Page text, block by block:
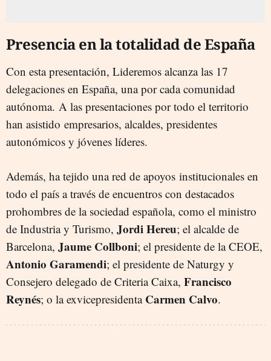
Presencia en la totalidad de España
Con esta presentación, Lideremos alcanza las 17
delegaciones en España, una por cada comunidad
autónoma. A las presentaciones por todo el territorio
han asistido empresarios, alcaldes, presidentes
autonómicos y jóvenes líderes.
Además, ha tejido una red de apoyos institucionales en
todo el país a través de encuentros con destacados
prohombres de la sociedad española, como el ministro
de Industria y Turismo, Jordi Hereu; el alcalde de
Barcelona, Jaume Collboni; el presidente de la CEOE,
Antonio Garamendi; el presidente de Naturgy y
Consejero delegado de Criteria Caixa, Francisco
Reynés; o la exvicepresidenta Carmen Calvo.